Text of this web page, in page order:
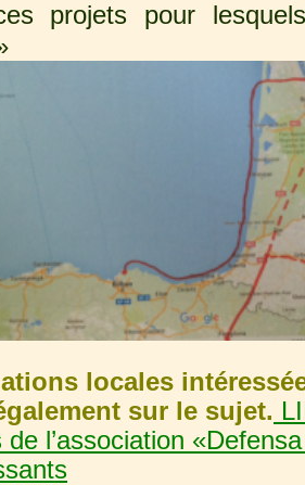
projets pour
locales
sur le sujet.
de l’association